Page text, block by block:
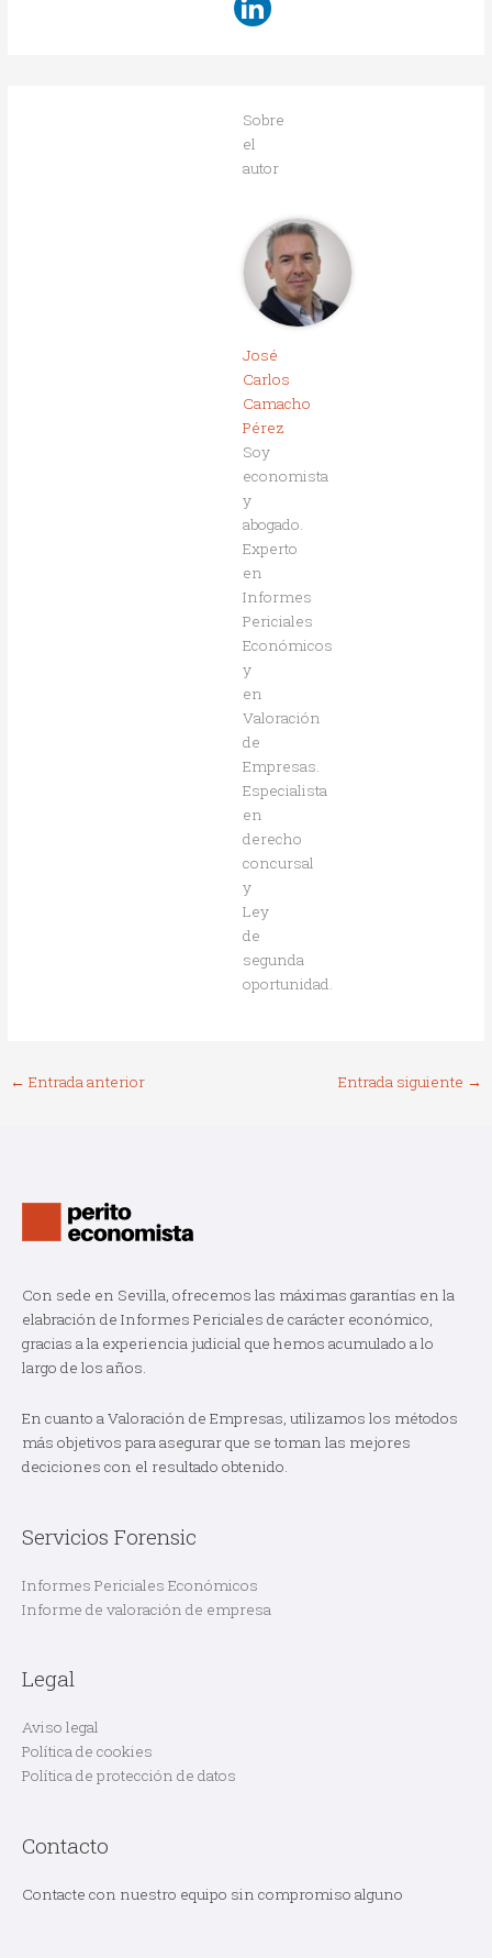
Sobre
el
autor
José
Carlos
Camacho
Pérez
Soy
economista
y
abogado.
Experto
en
Informes
Periciales
Económicos
y
en
Valoración
de
Empresas.
Especialista
en
derecho
concursal
y
Ley
de
segunda
oportunidad.
← Entrada anterior Entrada siguiente →
Con sede en Sevilla, ofrecemos las máximas garantías en la
elabración de Informes Periciales de carácter económico,
gracias a la experiencia judicial que hemos acumulado a lo
largo de los años.
En cuanto a Valoración de Empresas, utilizamos los métodos
más objetivos para asegurar que se toman las mejores
deciciones con el resultado obtenido.
Servicios Forensic
Informes Periciales Económicos
Informe de valoración de empresa
Legal
Aviso legal
Política de cookies
Política de protección de datos
Contacto
Contacte con nuestro equipo sin compromiso alguno